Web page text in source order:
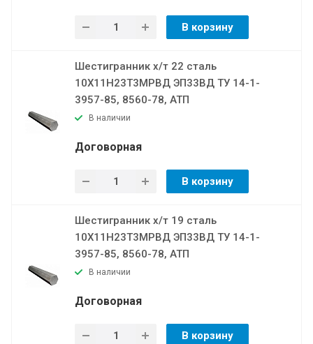
В корзину
Шестигранник х/т 22 сталь
10Х11Н23Т3МРВД ЭП33ВД ТУ 14-1-
3957-85, 8560-78, АТП
В наличии
Договорная
В корзину
Шестигранник х/т 19 сталь
10Х11Н23Т3МРВД ЭП33ВД ТУ 14-1-
3957-85, 8560-78, АТП
В наличии
Договорная
В корзину